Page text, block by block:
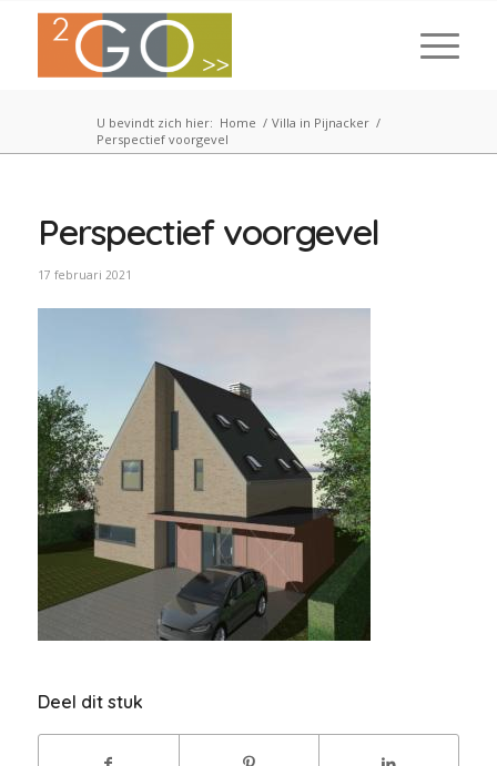
U bevindt zich hier: Home / Villa in Pijnacker /
Perspectief voorgevel
Perspectief voorgevel
17 februari 2021
Deel dit stuk